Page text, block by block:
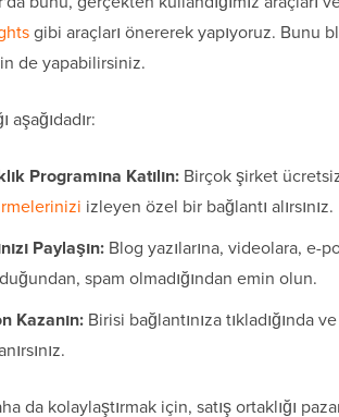
gibi araçları önererek yapıyoruz. Bunu
de yapabilirsiniz.
aşağıdadır:
Programına Katılın: Birçok şirket
izleyen özel bir bağlantı alırsınız.
Paylaşın: Blog yazılarına, videolara, e-
spam olmadığından emin olun.
Kazanın: Birisi bağlantınıza tıkladığında
da kolaylaştırmak için, satış ortaklığı